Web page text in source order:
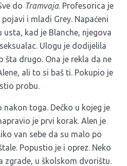
do Tramvaja. Profesorica je
i mladi Grey. Napaćeni
kad je Blanche, njegova
Ulogu je dodijelila
šta drugo. Ona je rekla da ne
ali to si baš ti. Pokupio je
probu.
nakon toga. Dečko u kojeg je
je prvi korak. Alen je
van sebe da su malo po
Popustio je i oprez. Neko
zgrade, u školskom dvorištu.